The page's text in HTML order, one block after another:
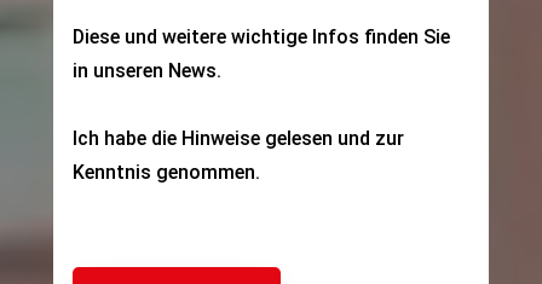
Diese und weitere wichtige Infos finden Sie
in unseren News.
Ich habe die Hinweise gelesen und zur
Kenntnis genommen.